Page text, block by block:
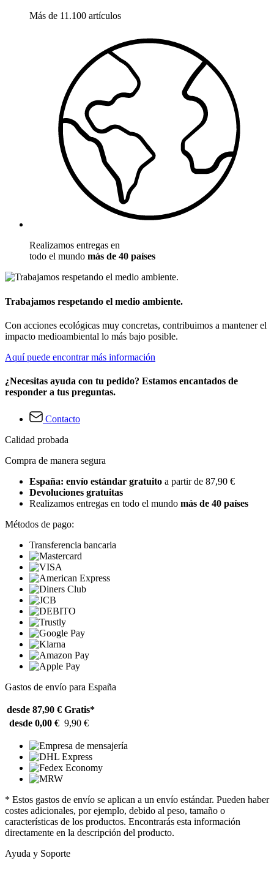
Más de 11.100 artículos
Realizamos entregas en
todo el mundo más de 40 países
Trabajamos respetando el medio ambiente.
Con acciones ecológicas muy concretas, contribuimos a mantener el
impacto medioambiental lo más bajo posible.
Aquí puede encontrar más información
¿Necesitas ayuda con tu pedido? Estamos encantados de
responder a tus preguntas.
Contacto
Calidad probada
Compra de manera segura
España: envío estándar gratuito a partir de 87,90 €
Devoluciones gratuitas
Realizamos entregas en todo el mundo más de 40 países
Métodos de pago:
Transferencia bancaria
Gastos de envío para España
desde 87,90 € Gratis*
desde 0,00 € 9,90 €
* Estos gastos de envío se aplican a un envío estándar. Pueden haber
costes adicionales, por ejemplo, debido al peso, tamaño o
características de los productos. Encontrarás esta información
directamente en la descripción del producto.
Ayuda y Soporte